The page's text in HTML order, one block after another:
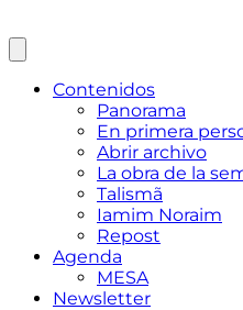
Contenidos
Panorama
En primera
Abrir archivo
La obra de la
Talismã
Iamim Noraim
Repost
Agenda
MESA
Newsletter